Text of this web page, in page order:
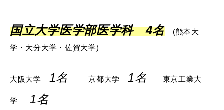
国立大学医学部医学科4名
(熊本大
学・大分大学・佐賀大学)
大阪大学 1名 京都大学 1名 東京工業大
学 1名